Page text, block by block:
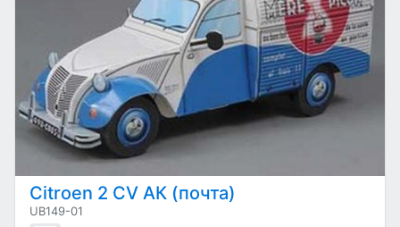
Citroen 2 CV АК (почта)
UB149-01